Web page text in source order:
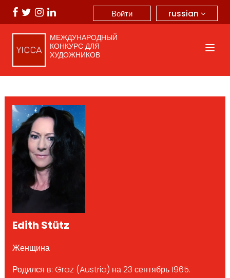
russian
Войти
МЕЖДУНАРОДНЫЙ
КОНКУРС ДЛЯ
ХУДОЖНИКОВ
Edith Stütz
Женщина
Родился в: Graz (Austria) на 23 сентябрь 1965.